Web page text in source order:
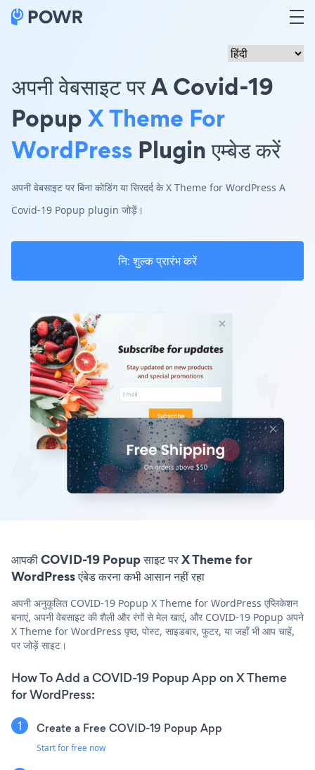
अपनी वेबसाइट पर A Covid-19
PopupX Theme For
WordPress Plugin एम्बेड करें
अपनी वेबसाइट पर बिना कोडिंग या सिरदर्द के X Theme for WordPress A
Covid-19 Popup plugin जोड़ें।
नि: शुल्क प्रारंभ करें
आपकी COVID-19 Popup साइट पर X Theme for
WordPress एंबेड करना कभी आसान नहीं रहा
अपनी अनुकूलित COVID-19 Popup X Theme for WordPress एप्लिकेशन
बनाएं, अपनी वेबसाइट की शैली और रंगों से मेल खाएं, और COVID-19 Popup अपने
X Theme for WordPress पृष्ठ, पोस्ट, साइडबार, फुटर, या जहाँ भी आप चाहें,
पर जोड़ें साइट।
How To Add a COVID-19 Popup App on X Theme
for WordPress:
Create a Free COVID-19 Popup App
Start for free now